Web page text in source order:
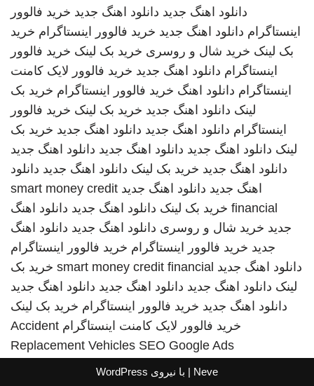
دانلود اهنگ جدید دانلود اهنگ جدید خرید فالوور
اینستاگرام دانلود اهنگ جدید خرید فالوور اینستاگرام خرید
بک لینک خرید شال و روسری خرید بک لینک خرید فالوور
اینستاگرام دانلود اهنگ جدید خرید فالوور لایک کامنت
اینستاگرام دانلود اهنگ خرید فالوور اینستاگرام خرید بک
لینک دانلود اهنگ جدید خرید بک لینک خرید فالوور
اینستاگرام دانلود اهنگ جدید دانلود اهنگ جدید خرید بک
لینک دانلود اهنگ جدید دانلود اهنگ جدید دانلود اهنگ جدید
دانلود اهنگ جدید خرید بک لینک دانلود اهنگ جدید دانلود
اهنگ جدید دانلود اهنگ جدید smart money credit
financial خرید بک لینک دانلود اهنگ جدید دانلود اهنگ
جدید خرید شال و روسری دانلود اهنگ جدید دانلود اهنگ
جدید خرید فالوور اینستاگرام خرید فالوور اینستاگرام
دانلود اهنگ جدید smart money credit financial خرید بک
لینک دانلود اهنگ جدید دانلود اهنگ جدید دانلود اهنگ جدید
دانلود اهنگ جدید خرید فالوور اینستاگرام خرید بک لینک
خرید فالوور لایک کامنت اینستاگرام Accident
Replacement Vehicles SEO Google Ads
Neve | با نیروی WordPress